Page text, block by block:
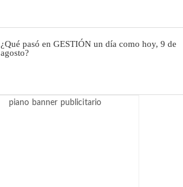
¿Qué pasó en GESTIÓN un día como hoy, 9 de
agosto?